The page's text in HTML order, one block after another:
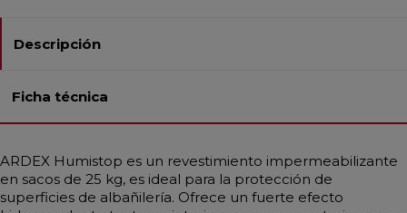
Descripción
Ficha técnica
ARDEX Humistop es un revestimiento impermeabilizante
en sacos de 25 kg, es ideal para la protección de
superficies de albañilería. Ofrece un fuerte efecto